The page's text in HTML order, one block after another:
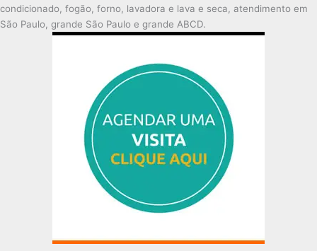
condicionado, fogão, forno, lavadora e lava e seca, atendimento em
São Paulo, grande São Paulo e grande ABCD.